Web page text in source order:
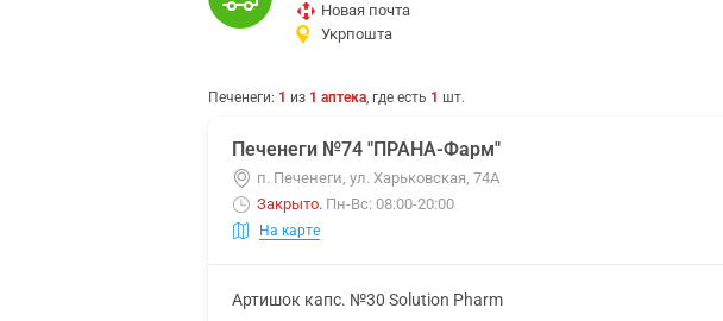
Новая почта
Укрпошта
Печенеги: 1 из 1 аптека, где есть 1 шт.
Печенеги №74 "ПРАНА-Фарм"
п. Печенеги, ул. Харьковская, 74А
Закрыто. Пн-Вс: 08:00-20:00
На карте
Артишок капс. №30 Solution Pharm